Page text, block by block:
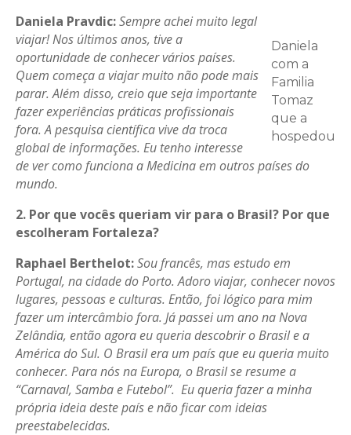
Daniela
com a
Familia
Tomaz
que a
hospedou
Daniela Pravdic:Sempre achei muito legal
viajar! Nos últimos anos, tive a
oportunidade de conhecer vários países.
Quem começa a viajar muito não pode mais
parar. Além disso, creio que seja importante
fazer experiências práticas profissionais
fora. A pesquisa científica vive da troca
global de informações. Eu tenho interesse
de ver como funciona a Medicina em outros países do
mundo.
2. Por que vocês queriam vir para o Brasil? Por que
escolheram Fortaleza?
Raphael Berthelot:Sou francês, mas estudo em
Portugal, na cidade do Porto. Adoro viajar, conhecer novos
lugares, pessoas e culturas. Então, foi lógico para mim
fazer um intercâmbio fora. Já passei um ano na Nova
Zelândia, então agora eu queria descobrir o Brasil e a
América do Sul. O Brasil era um país que eu queria muito
conhecer. Para nós na Europa, o Brasil se resume a
“Carnaval, Samba e Futebol”. Eu queria fazer a minha
própria ideia deste país e não ficar com ideias
preestabelecidas.